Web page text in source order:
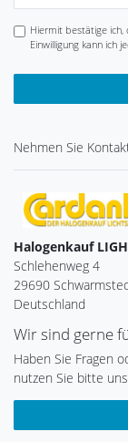
Hiermit bestätige ich,
Einwilligung kann ich
Nehmen Sie
Halogenkauf
Schlehenweg 4
29690
Deutschland
Wir sind gerne
Haben Sie Fragen
nutzen Sie bitte